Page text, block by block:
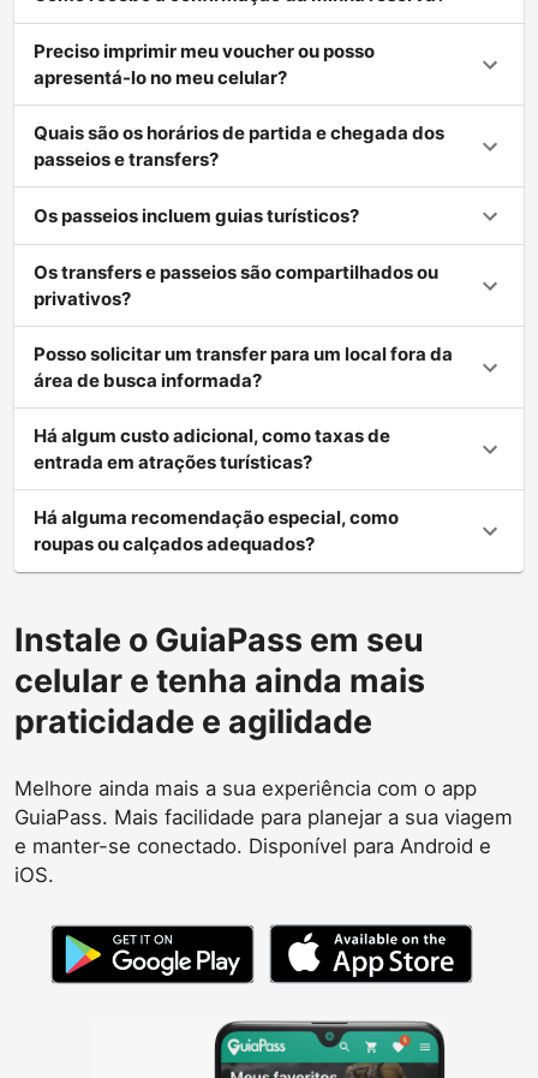
Preciso imprimir meu voucher ou posso
apresentá-lo no meu celular?
Quais são os horários de partida e chegada dos
passeios e transfers?
Os passeios incluem guias turísticos?
Os transfers e passeios são compartilhados ou
privativos?
Posso solicitar um transfer para um local fora da
área de busca informada?
Há algum custo adicional, como taxas de
entrada em atrações turísticas?
Há alguma recomendação especial, como
roupas ou calçados adequados?
Instale o GuiaPass em seu
celular e tenha ainda mais
praticidade e agilidade
Melhore ainda mais a sua experiência com o app
GuiaPass. Mais facilidade para planejar a sua viagem
e manter-se conectado. Disponível para Android e
iOS.